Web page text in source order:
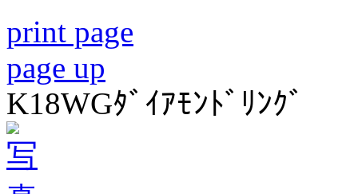
print page
page up
K18WGﾀﾞｲｱﾓﾝﾄﾞﾘﾝｸﾞ